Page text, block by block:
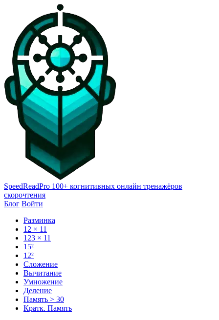
SpeedReadPro 100+ когнитивных онлайн тренажёров
скорочтения
Блог Войти
Разминка
12 × 11
123 × 11
15²
12²
Сложение
Вычитание
Умножение
Деление
Память > 30
Кратк. Память